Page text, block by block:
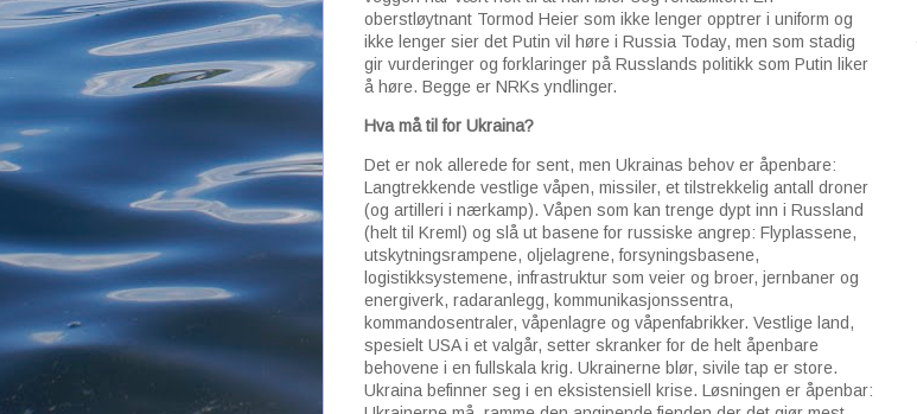
oberstløytnant Tormod Heier som ikke lenger opptrer i uniform og
ikke lenger sier det Putin vil høre i Russia Today, men som stadig
gir vurderinger og forklaringer på Russlands politikk som Putin liker
å høre. Begge er NRKs yndlinger.
Hva må til for Ukraina?
Det er nok allerede for sent, men Ukrainas behov er åpenbare:
Langtrekkende vestlige våpen, missiler, et tilstrekkelig antall droner
(og artilleri i nærkamp). Våpen som kan trenge dypt inn i Russland
(helt til Kreml) og slå ut basene for russiske angrep: Flyplassene,
utskytningsrampene, oljelagrene, forsyningsbasene,
logistikksystemene, infrastruktur som veier og broer, jernbaner og
energiverk, radaranlegg, kommunikasjonssentra,
kommandosentraler, våpenlagre og våpenfabrikker. Vestlige land,
spesielt USA i et valgår, setter skranker for de helt åpenbare
behovene i en fullskala krig. Ukrainerne blør, sivile tap er store.
Ukraina befinner seg i en eksistensiell krise. Løsningen er åpenbar: